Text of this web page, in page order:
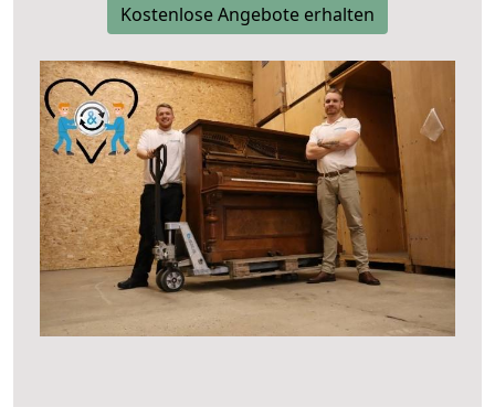
Kostenlose Angebote erhalten